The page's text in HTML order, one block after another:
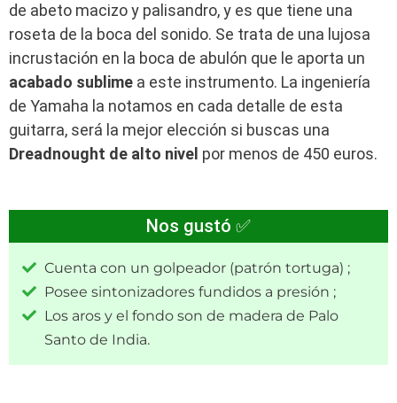
de abeto macizo y palisandro, y es que tiene una
roseta de la boca del sonido. Se trata de una lujosa
incrustación en la boca de abulón que le aporta un
acabado sublime a este instrumento. La ingeniería
de Yamaha la notamos en cada detalle de esta
guitarra, será la mejor elección si buscas una
Dreadnought de alto nivel por menos de 450 euros.
Nos gustó ✅
Cuenta con un golpeador (patrón tortuga) ;
Posee sintonizadores fundidos a presión ;
Los aros y el fondo son de madera de Palo
Santo de India.